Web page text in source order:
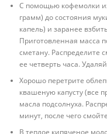
С помощью кофемолки
грамм) до состояния
капель) и заранее
Приготовленная масса
сметану. Распределите
ее четверть часа.
Хорошо перетрите
квашеную капусту (все
масла подсолнуха.
минут, после чего